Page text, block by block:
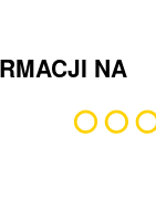
NA